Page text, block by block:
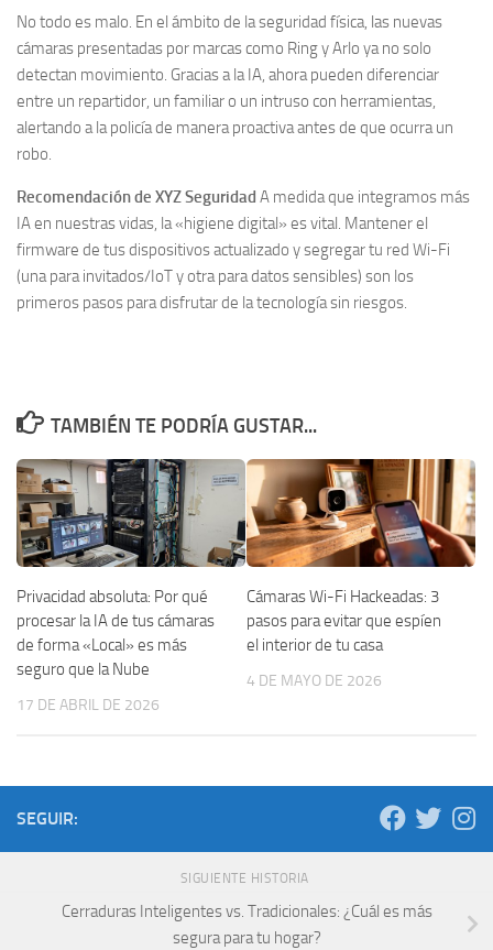
No todo es malo. En el ámbito de la seguridad física, las nuevas
cámaras presentadas por marcas como Ring y Arlo ya no solo
detectan movimiento. Gracias a la IA, ahora pueden diferenciar
entre un repartidor, un familiar o un intruso con herramientas,
alertando a la policía de manera proactiva antes de que ocurra un
robo.
Recomendación de XYZ Seguridad A medida que integramos más
IA en nuestras vidas, la «higiene digital» es vital. Mantener el
firmware de tus dispositivos actualizado y segregar tu red Wi-Fi
(una para invitados/IoT y otra para datos sensibles) son los
primeros pasos para disfrutar de la tecnología sin riesgos.
TAMBIÉN TE PODRÍA GUSTAR...
Privacidad absoluta: Por qué
procesar la IA de tus cámaras
de forma «Local» es más
seguro que la Nube
17 DE ABRIL DE 2026
Cámaras Wi-Fi Hackeadas: 3
pasos para evitar que espíen
el interior de tu casa
4 DE MAYO DE 2026
SEGUIR:
SIGUIENTE HISTORIA
Cerraduras Inteligentes vs. Tradicionales: ¿Cuál es más
segura para tu hogar?